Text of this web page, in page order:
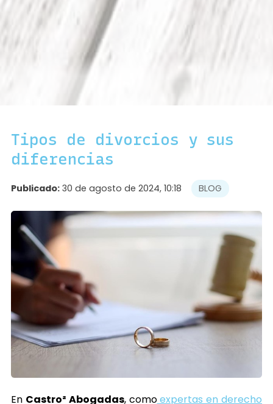
Tipos de divorcios y sus
diferencias
Publicado: 30 de agosto de 2024, 10:18 BLOG
En Castro² Abogadas, comoexpertas en derecho